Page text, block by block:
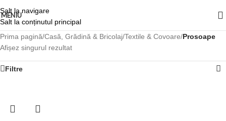
Salt la navigare
Salt la conținutul principal
MENIU
Prima pagină/Casă, Grădină & Bricolaj/Textile & Covoare/Prosoape
Afișez singurul rezultat
Filtre